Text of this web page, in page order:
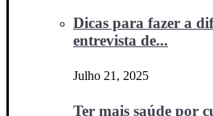
Dicas para fazer a
entrevista de...
Julho 21, 2025
Ter mais saúde por